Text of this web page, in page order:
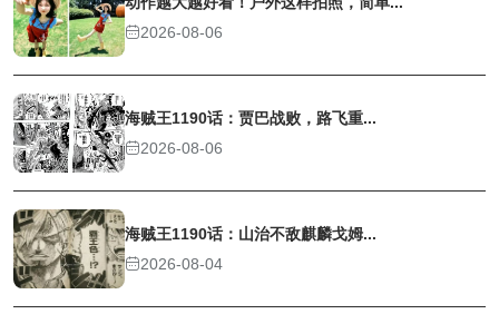
2026-08-06
海贼王1190话：贾巴战败，路飞重...
2026-08-06
海贼王1190话：山治不敌麒麟戈姆...
2026-08-04